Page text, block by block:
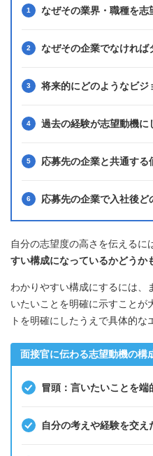
なぜその業界・職種を志
なぜその企業でなければ
将来的にどのようなビジ
過去の経験が志望動機に
応募先の企業と共通する
応募先の企業で入社後
自分の志望度の高さを伝えるに
すい構成になっているかどうか
わかりやすい構成にするには、
いたいことを明確に示すことが
トを明確にしたうえで具体的な
面接官に伝わる志望動機の構
冒頭：言いたいことを端
自分の考えや経験を交え